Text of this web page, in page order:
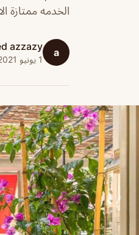
الخدمه ممتازة
a
azzazy
1 يونيو 2021 · 1 دقائق قراءة